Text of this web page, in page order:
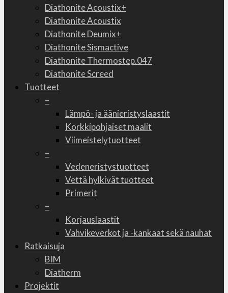
Diathonite Acoustix+
Diathonite Acoustix
Diathonite Deumix+
Diathonite Sismactive
Diathonite Thermostep.047
Diathonite Screed
Tuotteet
–
Lämpö- ja äänieristyslaastit
Korkkipohjaiset maalit
Viimeistelytuotteet
–
Vedeneristystuotteet
Vettä hylkivät tuotteet
Primerit
–
Korjauslaastit
Vahvikeverkot ja -kankaat sekä nauhat
Ratkaisuja
BIM
Diatherm
Projektit